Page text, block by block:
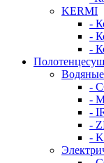
KERMI
-
-
-
-
-
-
-
-